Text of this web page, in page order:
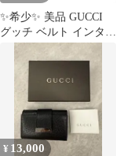
✨希少✨ 美品 GUCCI
グッチ ベルト インター
¥ 13,000